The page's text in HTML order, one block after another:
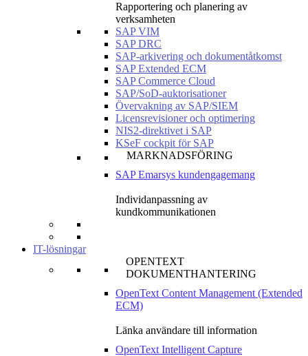
Rapportering och planering av
verksamheten
SAP VIM
SAP DRC
SAP-arkivering och dokumentåtkomst
SAP Extended ECM
SAP Commerce Cloud
SAP/SoD-auktorisationer
Övervakning av SAP/SIEM
Licensrevisioner och optimering
NIS2-direktivet i SAP
KSeF cockpit för SAP
MARKNADSFÖRING
SAP Emarsys kundengagemang
Individanpassning av
kundkommunikationen
IT-lösningar
OPENTEXT
DOKUMENTHANTERING
OpenText Content Management (Extended
ECM)
Länka användare till information
OpenText Intelligent Capture